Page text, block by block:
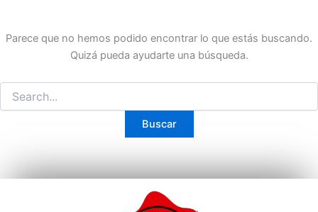
Parece que no hemos podido encontrar lo que estás buscando.
Quizá pueda ayudarte una búsqueda.